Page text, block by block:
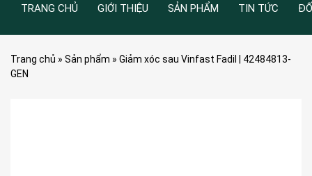
TRANG CHỦ GIỚI THIỆU SẢN PHẨM TIN TỨC
Trang chủ » Sản phẩm » Giảm xóc sau Vinfast Fadil | 42484813-
GEN